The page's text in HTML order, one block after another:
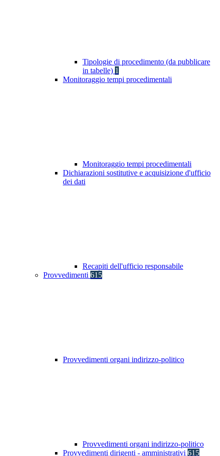
Tipologie di procedimento (da pubblicare
in tabelle) 1
Monitoraggio tempi procedimentali
Monitoraggio tempi procedimentali
Dichiarazioni sostitutive e acquisizione d'ufficio
dei dati
Recapiti dell'ufficio responsabile
Provvedimenti 615
Provvedimenti organi indirizzo-politico
Provvedimenti organi indirizzo-politico
Provvedimenti dirigenti - amministrativi 615